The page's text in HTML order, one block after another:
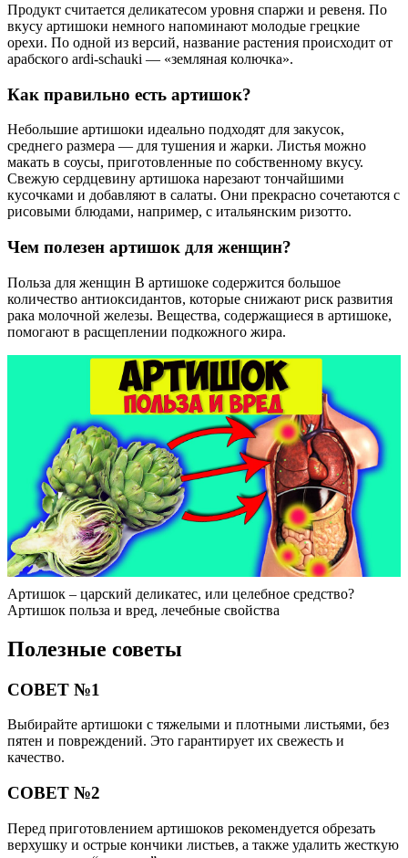
Продукт считается деликатесом уровня спаржи и ревеня. По
вкусу артишоки немного напоминают молодые грецкие
орехи. По одной из версий, название растения происходит от
арабского ardi-schauki — «земляная колючка».
Как правильно есть артишок?
Небольшие артишоки идеально подходят для закусок,
среднего размера — для тушения и жарки. Листья можно
макать в соусы, приготовленные по собственному вкусу.
Свежую сердцевину артишока нарезают тончайшими
кусочками и добавляют в салаты. Они прекрасно сочетаются с
рисовыми блюдами, например, с итальянским ризотто.
Чем полезен артишок для женщин?
Польза для женщин В артишоке содержится большое
количество антиоксидантов, которые снижают риск развития
рака молочной железы. Вещества, содержащиеся в артишоке,
помогают в расщеплении подкожного жира.
Артишок – царский деликатес, или целебное средство?
Артишок польза и вред, лечебные свойства
Полезные советы
СОВЕТ №1
Выбирайте артишоки с тяжелыми и плотными листьями, без
пятен и повреждений. Это гарантирует их свежесть и
качество.
СОВЕТ №2
Перед приготовлением артишоков рекомендуется обрезать
верхушку и острые кончики листьев, а также удалить жесткую